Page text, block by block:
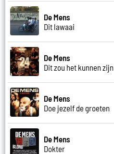
De Mens
Dit lawaai
De Mens
Dit zou het kunnen zijn
De Mens
Doe jezelf de groeten
De Mens
Dokter